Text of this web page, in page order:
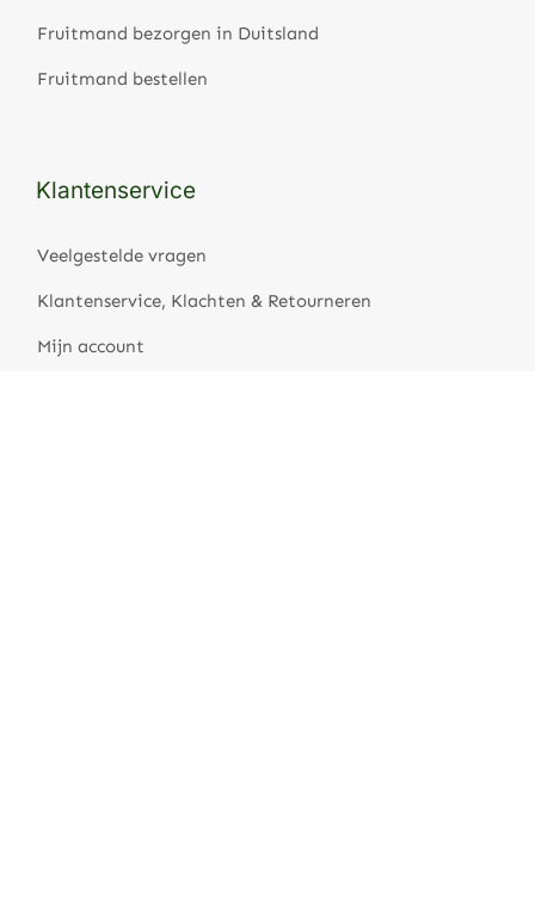
Fruitmand bezorgen in Duitsland
Fruitmand bestellen
Klantenservice
Veelgestelde vragen
Klantenservice, Klachten & Retourneren
Mijn account